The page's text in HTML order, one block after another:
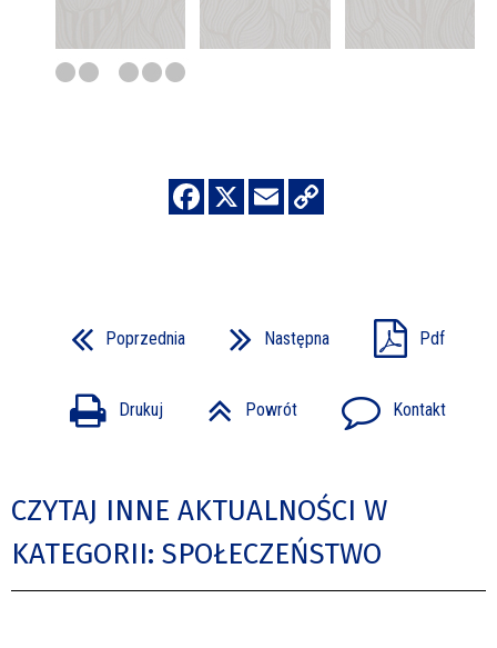
Poprzednia Następna Pdf
Drukuj Powrót Kontakt
CZYTAJ INNE AKTUALNOŚCI W
KATEGORII: SPOŁECZEŃSTWO